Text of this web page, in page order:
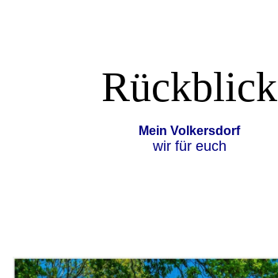
Rückblick
Mein Volkersdorf
wir für euch